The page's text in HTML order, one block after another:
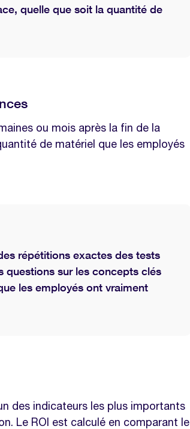
thématique
quelle que soit la quantité de
ou mois après la fin de la
de matériel que les employés
répétitions exactes des tests
questions sur les concepts clés
les employés ont vraiment
des indicateurs les plus importants
Le ROI est calculé en comparant le